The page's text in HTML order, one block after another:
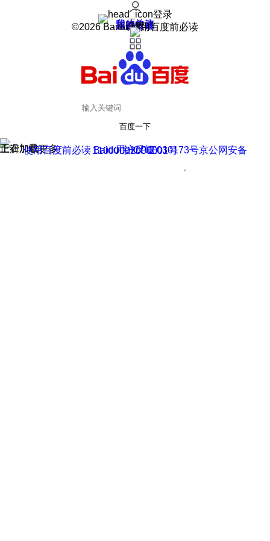
登录
我的关注
我的收藏
皮肤中心
用户反馈
设置
©2026 Baidu 使用百度前必读
百度一下
正在加载
上滑加载更多 用户反馈
使用百度前必读 Baidu 京ICP证030173号
京公网安备11000002000001号